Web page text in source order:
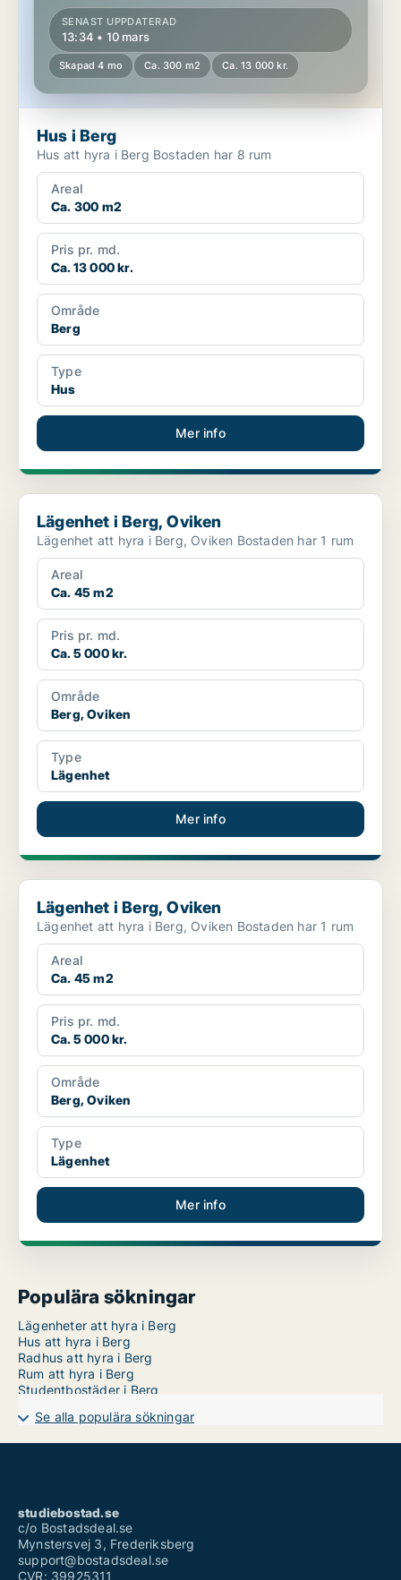
SENAST UPPDATERAD
13:34 • 10 mars
Skapad 4 mo Ca. 300 m2 Ca. 13 000 kr.
Hus i Berg
Hus att hyra i Berg Bostaden har 8 rum
Areal
Ca. 300 m2
Pris pr. md.
Ca. 13 000 kr.
Område
Berg
Type
Hus
Mer info
Lägenhet i Berg, Oviken
Lägenhet i Berg, Oviken
Lägenhet att hyra i Berg, Oviken Bostaden har 1 rum
Areal
Ca. 45 m2
Pris pr. md.
Ca. 5 000 kr.
Område
Berg, Oviken
Type
Lägenhet
Mer info
Lägenhet i Berg, Oviken
Lägenhet i Berg, Oviken
Lägenhet att hyra i Berg, Oviken Bostaden har 1 rum
Areal
Ca. 45 m2
Pris pr. md.
Ca. 5 000 kr.
Område
Berg, Oviken
Type
Lägenhet
Mer info
Populära sökningar
Lägenheter att hyra i Berg
Hus att hyra i Berg
Radhus att hyra i Berg
Rum att hyra i Berg
Studentbostäder i Berg
Se alla populära sökningar
studiebostad.se
c/o Bostadsdeal.se
Mynstersvej 3, Frederiksberg
support@bostadsdeal.se
CVR: 39925311